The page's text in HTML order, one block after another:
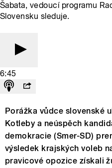
Šabata, vedoucí programu
Slovensku sleduje.
6:45
Porážka vůdce slovenské
Kotleby a neúspěch
demokracie (Smer-SD)
výsledek krajských voleb
pravicové opozice získali